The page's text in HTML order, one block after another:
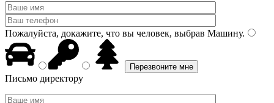
Пожалуйста, докажите, что вы человек, выбрав Машину.
Письмо директору